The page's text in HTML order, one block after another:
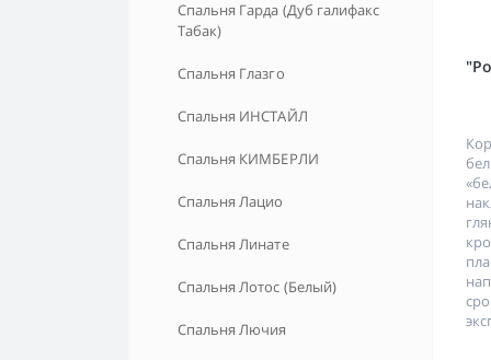
Спальня Гарда (Дуб галифакс
Табак)
Спальня Глазго
Спальня ИНСТАЙЛ
Спальня КИМБЕРЛИ
Спальня Лацио
Спальня Линате
Спальня Лотос (Белый)
Спальня Лючия